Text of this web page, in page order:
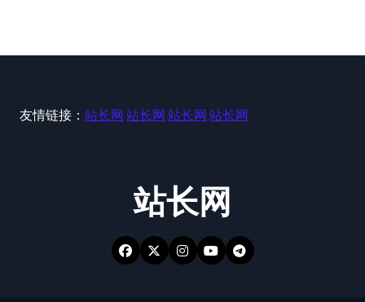
友情链接： 站长网 站长网 站长网 站长网
站长网